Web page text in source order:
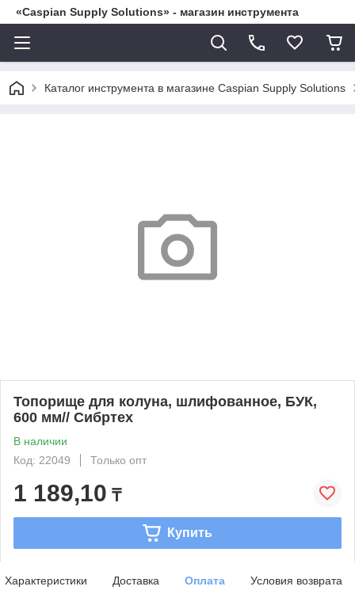
«Caspian Supply Solutions» - магазин инструмента
Каталог инструмента в магазине Caspian Supply Solutions
Топорище для колуна, шлифованное, БУК,
600 мм// Сибртех
В наличии
Код: 22049
Только опт
1 189,10 ₸
Купить
Характеристики Доставка Оплата Условия возврата